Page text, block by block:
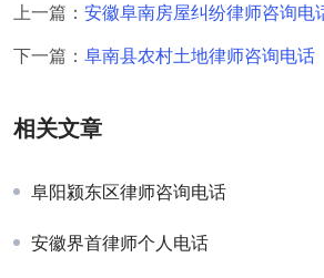
上一篇： 安徽阜南房屋纠纷律师咨询电
下一篇： 阜南县农村土地律师咨询电话
相关文章
阜阳颍东区律师咨询电话
安徽界首律师个人电话